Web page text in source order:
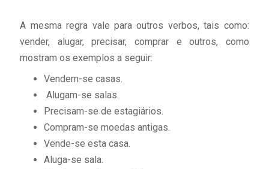
A mesma regra vale para outros verbos, tais como:
vender, alugar, precisar, comprar e outros, como
mostram os exemplos a seguir:
Vendem-se casas.
Alugam-se salas.
Precisam-se de estagiários.
Compram-se moedas antigas.
Vende-se esta casa.
Aluga-se sala.